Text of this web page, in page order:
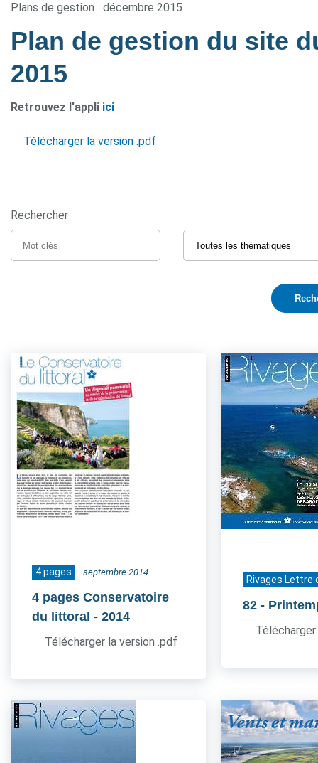
Plans de gestion décembre 2015
Plan de gestion du site
2015
Retrouvez l'appli ici
Télécharger la version .pdf
Rechercher
4 pages septembre 2014
4 pages Conservatoire
du littoral - 2014
Télécharger la version .pdf
Rivages Lettre
82 -